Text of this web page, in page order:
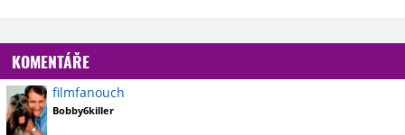
KOMENTÁŘE
filmfanouch
Bobby6killer